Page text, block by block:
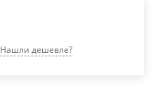
Нашли дешевле?